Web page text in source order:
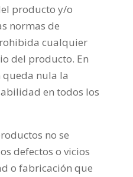
producto y/o
normas de
cualquier
del producto. En
queda nula la
en todos los
no se
defectos o vicios
o fabricación que